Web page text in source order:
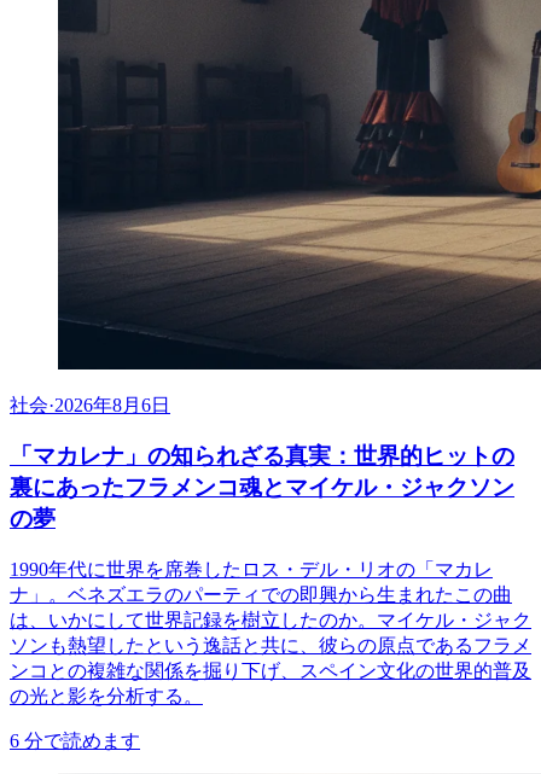
社会·2026年8月6日
「マカレナ」の知られざる真実：世界的ヒットの
裏にあったフラメンコ魂とマイケル・ジャクソン
の夢
1990年代に世界を席巻したロス・デル・リオの「マカレ
ナ」。ベネズエラのパーティでの即興から生まれたこの曲
は、いかにして世界記録を樹立したのか。マイケル・ジャク
ソンも熱望したという逸話と共に、彼らの原点であるフラメ
ンコとの複雑な関係を掘り下げ、スペイン文化の世界的普及
の光と影を分析する。
6 分で読めます